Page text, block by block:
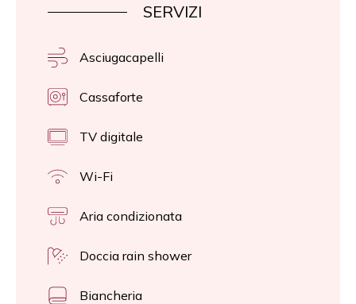
SERVIZI
Asciugacapelli
Cassaforte
TV digitale
Wi-Fi
Aria condizionata
Doccia rain shower
Biancheria